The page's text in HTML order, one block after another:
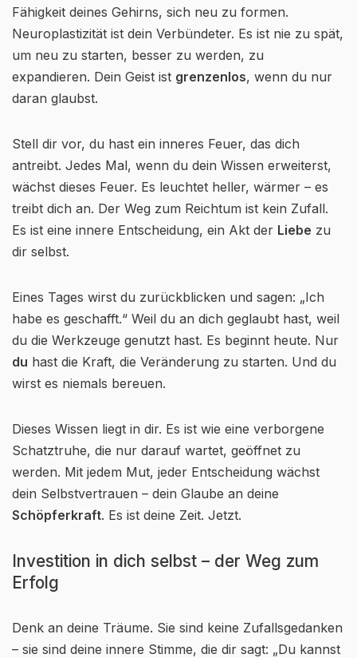
Fähigkeit deines Gehirns, sich neu zu formen.
Neuroplastizität ist dein Verbündeter. Es ist nie zu spät,
um neu zu starten, besser zu werden, zu
expandieren. Dein Geist ist grenzenlos, wenn du nur
daran glaubst.
Stell dir vor, du hast ein inneres Feuer, das dich
antreibt. Jedes Mal, wenn du dein Wissen erweiterst,
wächst dieses Feuer. Es leuchtet heller, wärmer – es
treibt dich an. Der Weg zum Reichtum ist kein Zufall.
Es ist eine innere Entscheidung, ein Akt der Liebe zu
dir selbst.
Eines Tages wirst du zurückblicken und sagen: „Ich
habe es geschafft.“ Weil du an dich geglaubt hast, weil
du die Werkzeuge genutzt hast. Es beginnt heute. Nur
du hast die Kraft, die Veränderung zu starten. Und du
wirst es niemals bereuen.
Dieses Wissen liegt in dir. Es ist wie eine verborgene
Schatztruhe, die nur darauf wartet, geöffnet zu
werden. Mit jedem Mut, jeder Entscheidung wächst
dein Selbstvertrauen – dein Glaube an deine
Schöpferkraft. Es ist deine Zeit. Jetzt.
Investition in dich selbst – der Weg zum
Erfolg
Denk an deine Träume. Sie sind keine Zufallsgedanken
– sie sind deine innere Stimme, die dir sagt: „Du kannst